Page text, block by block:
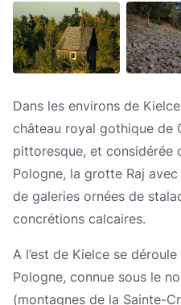
Dans les environs de
château royal gothique de
pittoresque, et considérée
Pologne, la grotte Raj
de galeries ornées de
concrétions calcaires.
A l’est de Kielce se
Pologne, connue sous le
(montagnes de la Sainte-